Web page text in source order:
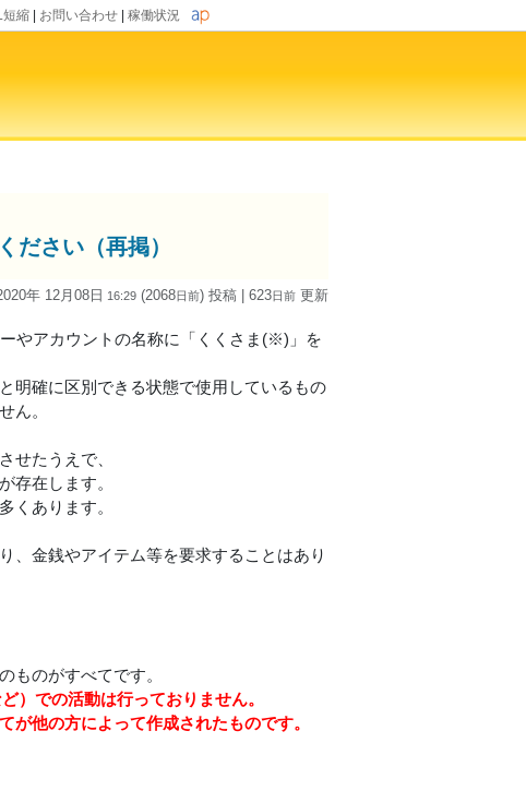
短縮 お問い合わせ 稼働状況
ださい（再掲）
年 12月08日 16:29 (2068日前) 投稿 | 623日前 更新
やアカウントの名称に「くくさま(※)」を
明確に区別できる状態で使用しているもの
ん。
せたうえで、
存在します。
くあります。
、金銭やアイテム等を要求することはあり
ものがすべてです。
）での活動は行っておりません。
他の方によって作成されたものです。